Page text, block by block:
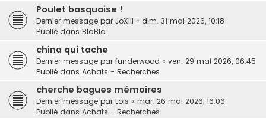
Poulet basquaise !
Dernier message par JoXIII « dim. 31 mai 2026, 10:18
Publié dans BlaBla
china qui tache
Dernier message par funderwood « ven. 29 mai 2026, 06:45
Publié dans Achats - Recherches
cherche bagues mémoires
Dernier message par Loïs « mar. 26 mai 2026, 16:06
Publié dans Achats - Recherches